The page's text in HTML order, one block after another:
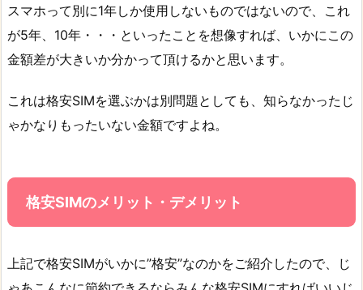
スマホって別に1年しか使用しないものではないので、これ
が5年、10年・・・といったことを想像すれば、いかにこの
金額差が大きいか分かって頂けるかと思います。
これは格安SIMを選ぶかは別問題としても、知らなかったじ
ゃかなりもったいない金額ですよね。
格安SIMのメリット・デメリット
上記で格安SIMがいかに”格安”なのかをご紹介したので、じ